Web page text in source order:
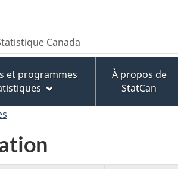
et programmes
À propos de
StatCan